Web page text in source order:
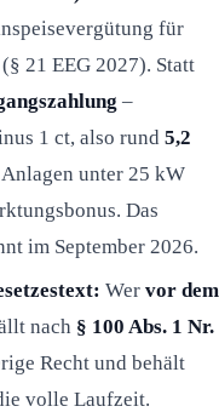
für
(§ 21 EEG 2027). Statt
–
1 ct, also rund 5,2
unter 25 kW
Das
im September 2026.
Wer vor dem
nach § 100 Abs. 1 Nr.
Recht und behält
volle Laufzeit.